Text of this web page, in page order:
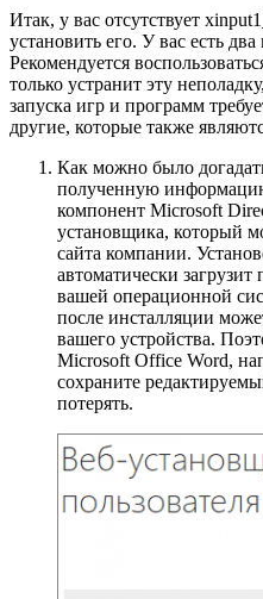
Итак, у вас отсутствует
установить его. У вас есть
Рекомендуется
только устранит эту
запуска игр и программ
другие, которые также
Как можно было
полученную
компонент Microsoft
установщика, который
сайта компании.
автоматически
вашей операционной
после инсталляции
вашего устройства.
Microsoft Office Word,
сохраните
потерять.